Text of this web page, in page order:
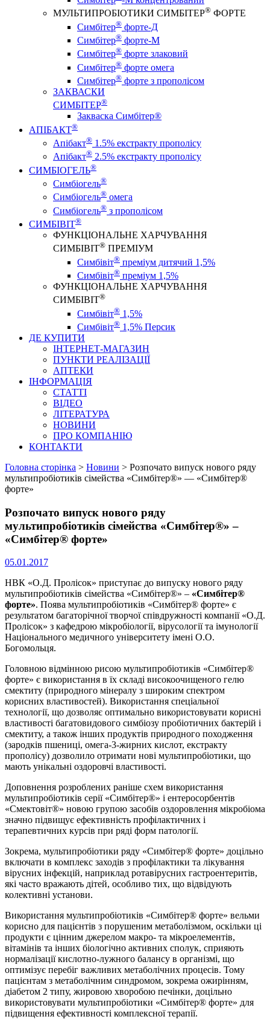
МУЛЬТИПРОБІОТИКИ СИМБІТЕР® ФОРТЕ
Симбітер® форте-Д
Симбітер® форте-М
Симбітер® форте злаковий
Симбітер® форте омега
Симбітер® форте з прополісом
ЗАКВАСКИ
СИМБІТЕР®
Закваска Симбітер®
АПІБАКТ®
Апібакт® 1.5% екстракту прополісу
Апібакт® 2.5% екстракту прополісу
СИМБІОГЕЛЬ®
Симбіогель®
Симбіогель® омега
Симбіогель® з прополісом
СИМБІВІТ®
ФУНКЦІОНАЛЬНЕ ХАРЧУВАННЯ
СИМБІВІТ® ПРЕМІУМ
Симбівіт® преміум дитячий 1,5%
Симбівіт® преміум 1,5%
ФУНКЦІОНАЛЬНЕ ХАРЧУВАННЯ
СИМБІВІТ®
Симбівіт® 1,5%
Симбівіт® 1,5% Персик
ДЕ КУПИТИ
ІНТЕРНЕТ-МАГАЗИН
ПУНКТИ РЕАЛІЗАЦІЇ
АПТЕКИ
ІНФОРМАЦІЯ
СТАТТІ
ВІДЕО
ЛІТЕРАТУРА
НОВИНИ
ПРО КОМПАНІЮ
КОНТАКТИ
Головна сторінка > Новини > Розпочато випуск нового ряду
мультипробіотиків сімейства «Симбітер®» — «Симбітер®
форте»
Розпочато випуск нового ряду
мультипробіотиків сімейства «Симбітер®» –
«Симбітер® форте»
05.01.2017
НВК «О.Д. Пролісок» приступає до випуску нового ряду
мультипробіотиків сімейства «Симбітер®» – «Симбітер®
форте». Поява мультипробіотиків «Симбітер® форте» є
результатом багаторічної творчої співдружності компанії «О.Д.
Пролісок» з кафедрою мікробіології, вірусології та імунології
Національного медичного університету імені О.О.
Богомольця.
Головною відмінною рисою мультипробіотиків «Симбітер®
форте» є використання в їх складі високоочищеного гелю
смектиту (природного мінералу з широким спектром
корисних властивостей). Використання спеціальної
технології, що дозволяє оптимально використовувати корисні
властивості багатовидового симбіозу пробіотичних бактерій і
смектиту, а також інших продуктів природного походження
(зародків пшениці, омега-3-жирних кислот, екстракту
прополісу) дозволило отримати нові мультипробіотики, що
мають унікальні оздоровчі властивості.
Доповнення розроблених раніше схем використання
мультипробіотиків серії «Симбітер®» і ентеросорбентів
«Смектовіт®» новою групою засобів оздоровлення мікробіома
значно підвищує ефективність профілактичних і
терапевтичних курсів при ряді форм патології.
Зокрема, мультипробіотики ряду «Симбітер® форте» доцільно
включати в комплекс заходів з профілактики та лікування
вірусних інфекцій, наприклад ротавірусних гастроентеритів,
які часто вражають дітей, особливо тих, що відвідують
колективні установи.
Використання мультипробіотиків «Симбітер® форте» вельми
корисно для пацієнтів з порушеним метаболізмом, оскільки ці
продукти є цінним джерелом макро- та мікроелементів,
вітамінів та інших біологічно активних сполук, сприяють
нормалізації кислотно-лужного балансу в організмі, що
оптимізує перебіг важливих метаболічних процесів. Тому
пацієнтам з метаболічним синдромом, зокрема ожирінням,
діабетом 2 типу, жировою хворобою печінки, доцільно
використовувати мультипробіотики «Симбітер® форте» для
підвищення ефективності комплексної терапії.